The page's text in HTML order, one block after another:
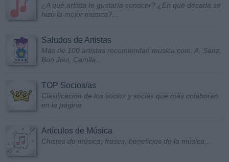
¿A qué artista te gustaría conocer? ¿En qué década se
hizo la mejor música?...
Saludos de Artistas
Más de 100 artistas recomiendan musica.com: A. Sanz,
Bon Jovi, Camila...
TOP Socios/as
Clasificación de los socios y socias que más colaboran
en la página
Artículos de Música
Chistes de música, frases, beneficios de la música...